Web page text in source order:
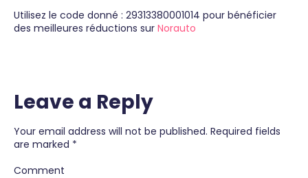
Utilisez le code donné : 29313380001014 pour bénéficier
des meilleures réductions sur Norauto
Leave a Reply
Your email address will not be published. Required fields
are marked *
Comment